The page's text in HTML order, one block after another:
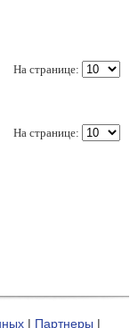
На странице:
На странице:
| Партнеры |